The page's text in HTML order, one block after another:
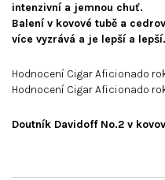
intenzivní a jemnou chuť.
Balení v kovové tubě a
více vyzrává a je lepší a lepší.
Hodnocení Cigar Aficionado
Hodnocení Cigar Aficionado
Doutník Davidoff No.2 v